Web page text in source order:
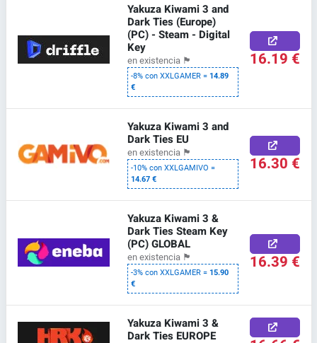
Yakuza Kiwami 3 and
Dark Ties (Europe)
(PC) - Steam - Digital
Key
en existencia 🏴
-8% con XXLGAMER =14.89
€
16.19 €
Yakuza Kiwami 3 and
Dark Ties EU
en existencia 🏴
-10% con XXLGAMIVO =
14.67 €
16.30 €
Yakuza Kiwami 3 &
Dark Ties Steam Key
(PC) GLOBAL
en existencia 🏴
-3% con XXLGAMER =15.90
€
16.39 €
Yakuza Kiwami 3 &
Dark Ties EUROPE